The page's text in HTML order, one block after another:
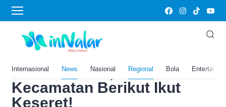
Internasional News Nasional Regional Bola
Home›News
Lebur Jadi Kabupaten Baru
Seluas 1.128,18 KM Persegi
di Jawa Barat, 10
Kecamatan Berikut Ikut
Keseret!